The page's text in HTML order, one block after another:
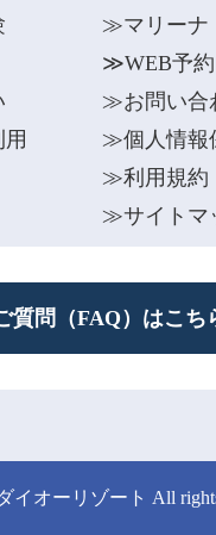
≫マリーナ
≫WEB予約
≫お問い合
≫個人情報
≫利用規約
≫サイトマ
質問（FAQ）はこち
イオーリゾート All